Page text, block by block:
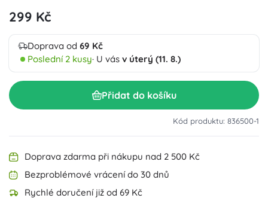
299 Kč
Doprava od 69 Kč
Poslední 2 kusy· U vás v úterý (11. 8.)
Přidat do košíku
Kód produktu: 836500-1
Doprava zdarma při nákupu nad 2 500 Kč
Bezproblémové vrácení do 30 dnů
Rychlé doručení již od 69 Kč